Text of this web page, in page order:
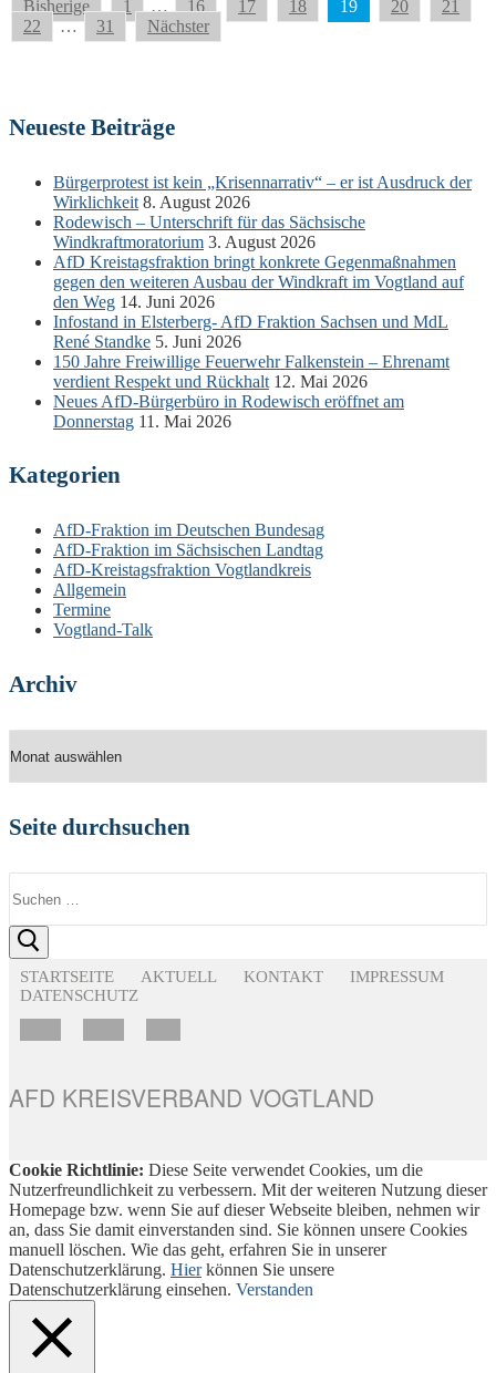
Seitennummerierung
der
Bisherige 1 … 16 17 18 19 20
21
22
… 31 Nächster
Neueste Beiträge
Bürgerprotest ist kein „Krisennarrativ“ – er ist Ausdruck der
Wirklichkeit 8. August 2026
Rodewisch – Unterschrift für das Sächsische
Windkraftmoratorium 3. August 2026
AfD Kreistagsfraktion bringt konkrete Gegenmaßnahmen
gegen den weiteren Ausbau der Windkraft im Vogtland auf
den Weg 14. Juni 2026
Infostand in Elsterberg- AfD Fraktion Sachsen und MdL
René Standke 5. Juni 2026
150 Jahre Freiwillige Feuerwehr Falkenstein – Ehrenamt
verdient Respekt und Rückhalt 12. Mai 2026
Neues AfD-Bürgerbüro in Rodewisch eröffnet am
Donnerstag 11. Mai 2026
Kategorien
AfD-Fraktion im Deutschen Bundesag
AfD-Fraktion im Sächsischen Landtag
AfD-Kreistagsfraktion Vogtlandkreis
Allgemein
Termine
Vogtland-Talk
Archiv
Seite durchsuchen
nach:
STARTSEITE AKTUELL KONTAKT
IMPRESSUM
DATENSCHUTZ
AFD KREISVERBAND VOGTLAND
Cookie Richtlinie: Diese Seite verwendet Cookies, um die
Nutzerfreundlichkeit zu verbessern. Mit der weiteren Nutzung dieser
Homepage bzw. wenn Sie auf dieser Webseite bleiben, nehmen wir
an, dass Sie damit einverstanden sind. Sie können unsere Cookies
manuell löschen. Wie das geht, erfahren Sie in unserer
Datenschutzerklärung. Hierkönnen Sie unsere
Datenschutzerklärung einsehen. Verstanden